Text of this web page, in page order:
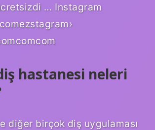
… Instagram
hastanesi neleri
diğer birçok diş uygulaması